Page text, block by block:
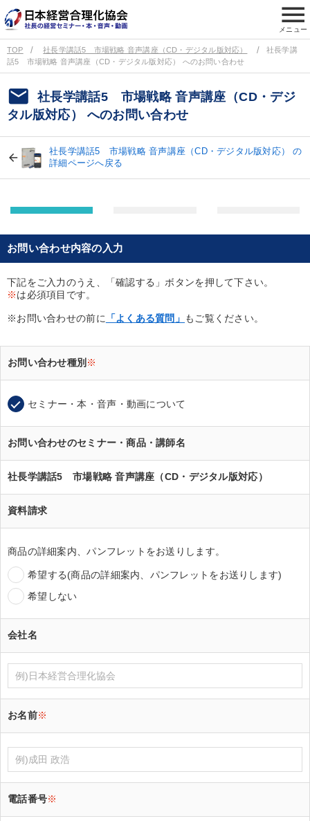
menu
メニュー
TOP 社長学講話5 市場戦略 音声講座（CD・デジタル版対応）
社長学講
話5 市場戦略 音声講座（CD・デジタル版対応） へのお問い合わせ
email
社長学講話5 市場戦略 音声講座（CD・デジ
タル版対応） へのお問い合わせ
社長学講話5 市場戦略 音声講座（CD・デジタル版対応） の
詳細ページへ戻る
お問い合わせ内容の入力
下記をご入力のうえ、「確認する」ボタンを押して下さい。
※は必須項目です。
※お問い合わせの前に 「よくある質問」 もご覧ください。
お問い合わせ種別 ※
セミナー・本・音声・動画について
お問い合わせのセミナー・商品・講師名
社長学講話5 市場戦略 音声講座（CD・デジタル版対応）
資料請求
商品の詳細案内、パンフレットをお送りします。
希望する(商品の詳細案内、パンフレットをお送りします)
希望しない
会社名
お名前※
電話番号※